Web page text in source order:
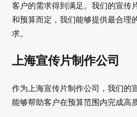
客户的需求得到满足。我们的宣传
和预算而定，我们能够提供最合理
求。
上海宣传片制作公司
作为上海宣传片制作公司，我们的
能够帮助客户在预算范围内完成高